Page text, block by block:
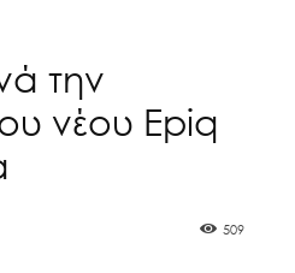
την
νέου Epiq
509